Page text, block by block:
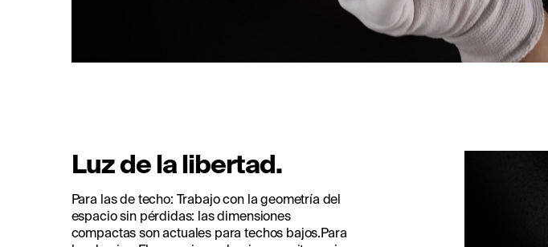
Luz de la libertad.
Para las de techo: Trabajo con la geometría del
espacio sin pérdidas: las dimensiones
compactas son actuales para techos bajos.Para